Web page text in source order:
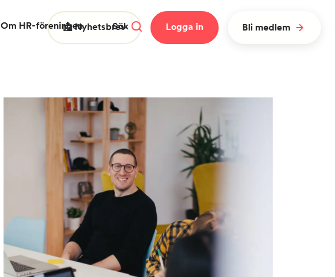
📩 Nyhetsbrev Logga in Bli medlem
Om HR-föreningen Sök Stäng meny
Rensa